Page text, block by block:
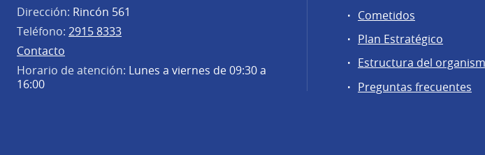
Dirección: Rincón 561
Teléfono: 2915 8333
Contacto
Horario de atención: Lunes a viernes de 09:30 a
16:00
Cometidos
Plan Estratégico
Estructura del
Preguntas frecuentes